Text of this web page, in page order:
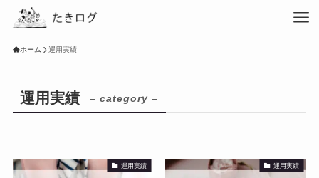
ホーム 運用実績
運用実績 – category –
運用実績 運用実績